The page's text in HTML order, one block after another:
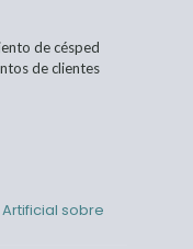
de césped
de clientes
sobre